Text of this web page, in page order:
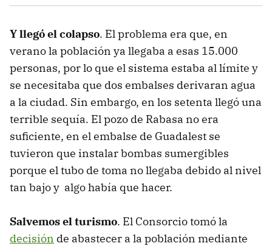
Y llegó el colapso. El problema era que, en
verano la población ya llegaba a esas 15.000
personas, por lo que el sistema estaba al límite y
se necesitaba que dos embalses derivaran agua
a la ciudad. Sin embargo, en los setenta llegó una
terrible sequía. El pozo de Rabasa no era
suficiente, en el embalse de Guadalest se
tuvieron que instalar bombas sumergibles
porque el tubo de toma no llegaba debido al nivel
tan bajo y algo había que hacer.
Salvemos el turismo. El Consorcio tomó la
decisión de abastecer a la población mediante